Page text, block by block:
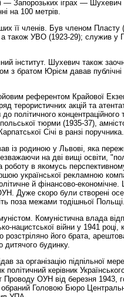
— Запорозьких іграх — Шухевич
на 100 метрів.
її членів. Був членом Пласту
також УВО (1923-29); служив у
інститут. Шухевич також
з братом Юрієм давав публічні
референтом Крайової
терористичних акцій та
політичного концентраційного
тюрми (1935-37),
Січі в ранзі поручника.
із родиною у Львові, яка
на дві вищі освіти,
в якомусь
української рекламною
й фінансово-
Дуже скоро були створені
поза межами тодішньої Польщі.
Комуністична влада
нацистської війни у 1941 році,
розстріляно його брата,
дитячого будинку.
за організацію підпільної
керівник
Проводу ОУН від березня 1943,
обраний Головою Бюро